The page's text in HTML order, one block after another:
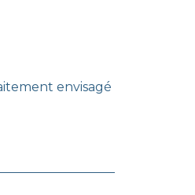
envisagé